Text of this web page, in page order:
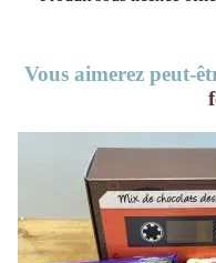
Vous aimerez peut-